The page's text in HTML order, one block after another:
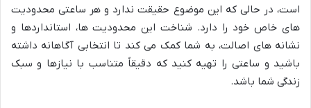
است، در حالی که این موضوع حقیقت ندارد و هر ساعتی محدودیت
های خاص خود را دارد. شناخت این محدودیت ها، استانداردها و
نشانه های اصالت، به شما کمک می کند تا انتخابی آگاهانه داشته
باشید و ساعتی را تهیه کنید که دقیقاً متناسب با نیازها و سبک
زندگی شما باشد.